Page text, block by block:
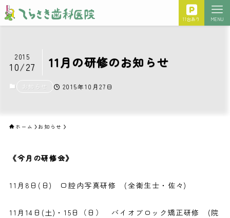
11台あり MENU
11月の研修のお知らせ
2015
10/27
お知らせ 2015年10月27日
ホーム お知らせ
《今月の研修会》
11月8日(日) 口腔内写真研修 (全衛生士・佐々)
11月14日(土)・15日（日） バイオブロック矯正研修
(院